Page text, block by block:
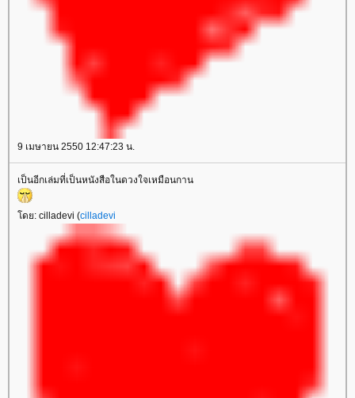
9 เมษายน 2550 12:47:23 น.
เป็นอีกเล่มที่เป็นหนังสือในดวงใจเหมือนกาน
ดย: cilladevi (cilladevi